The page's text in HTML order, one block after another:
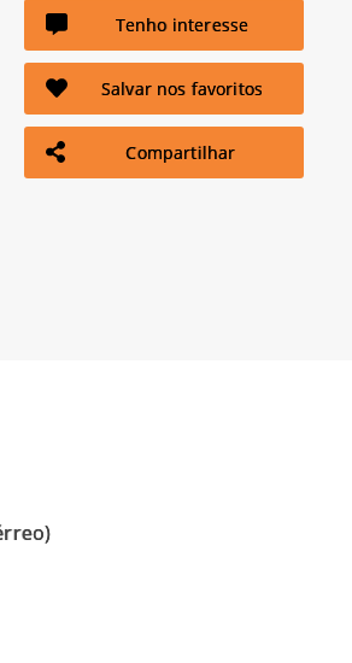
Tenho interesse
Salvar nos favoritos
Compartilhar